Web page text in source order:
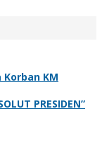
Korban KM
PRESIDEN”